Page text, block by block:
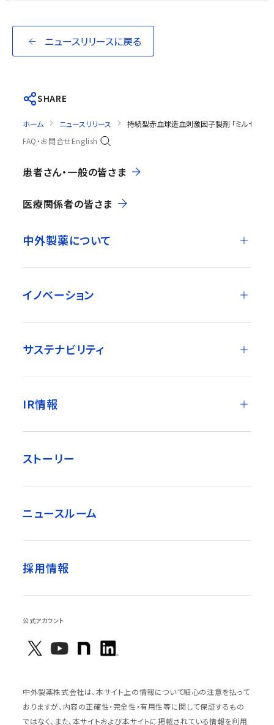
ニュースリリースに戻る
SHARE
ホーム ニュースリリース
持続型赤血球造血刺激因子製剤 「ミルセラ®
FAQ・お問合せEnglish
患者さん・一般の皆さま
医療関係者の皆さま
中外製薬について
イノベーション
サステナビリティ
IR情報
ストーリー
ニュースルーム
採用情報
公式アカウント
中外製薬株式会社は、本サイト上の情報について細心の注意を払って
おりますが、内容の正確性・完全性・有用性等に関して保証するもの
ではなく、また、本サイトおよび本サイトに掲載されている情報を利用